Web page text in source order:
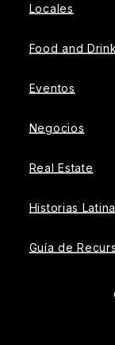
Locales
Food and Drink
Eventos
Negocios
Real Estate
Historias
Guía de